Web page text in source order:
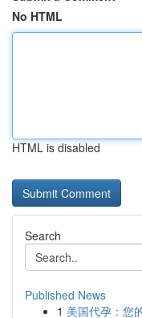
No HTML
HTML is disabled
Search
Published News
1 美国代孕：您